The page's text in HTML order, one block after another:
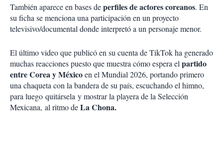
También aparece en bases deperfiles de actores coreanos. En
su ficha se menciona una participación en un proyecto
televisivo/documental donde interpretó a un personaje menor.
El último video que publicó en su cuenta de TikTok ha generado
muchas reacciones puesto que muestra cómo espera el partido
entre Corea y Méxicoen el Mundial 2026, portando primero
una chaqueta con la bandera de su país, escuchando el himno,
para luego quitársela y mostrar la playera de la Selección
Mexicana, al ritmo deLa Chona.